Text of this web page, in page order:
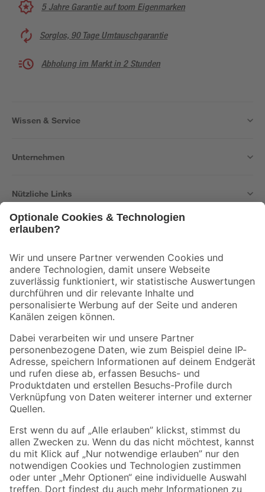
5 Jahre Garantie auf toom Eigenmarken
Sorglos, 90 Tage Umtauschgarantie
Abholung im Markt in 2 Stunden
Wissen & Service
Unternehmen
Nützliche Links
Der toom Newsletter: Keine Angebote und Aktionen mehr verpassen!
Zur Newsletter Anmeldung
Folge uns
Zahlungsarten Versandarten
Sicher einkaufen
Jetzt die toom-App herunterladen